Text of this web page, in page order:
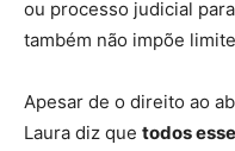
ou processo judicial
também não impõe
Apesar de o direito ao
Laura diz que todos